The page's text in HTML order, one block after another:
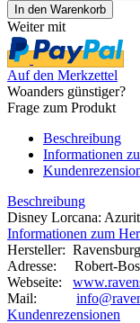
Weiter mit
Auf den Merkzettel
Woanders günstiger?
Frage zum Produkt
Beschreibung
Informationen
Beschreibung
Disney Lorcana:
Informationen zum
Hersteller:
Adresse: Robert-
Webseite:
Mail:
Kundenrezensionen